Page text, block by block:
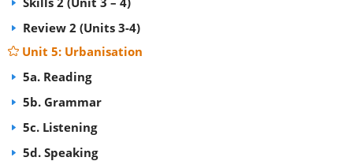
Review 2 (Units 3-4)
Unit 5: Urbanisation
5a. Reading
5b. Grammar
5c. Listening
5d. Speaking